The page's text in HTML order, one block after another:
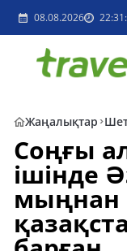
08.08.2026
Жаңалықтар
Соңғы
ішінде
мыңнан